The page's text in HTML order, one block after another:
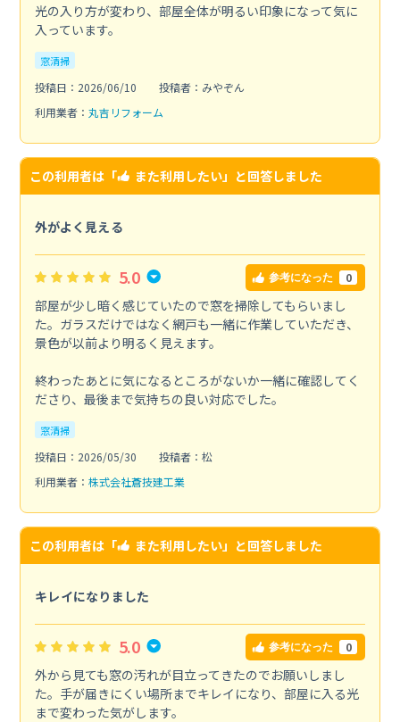
光の入り方が変わり、部屋全体が明るい印象になって気に
入っています。
窓清掃
投稿日：2026/06/10
投稿者：みやぞん
利用業者： 丸吉リフォーム
この利用者は「 また利用したい」と回答しました
外がよく見える
5.0 参考になった 0
部屋が少し暗く感じていたので窓を掃除してもらいまし
た。ガラスだけではなく網戸も一緒に作業していただき、
景色が以前より明るく見えます。
終わったあとに気になるところがないか一緒に確認してく
ださり、最後まで気持ちの良い対応でした。
窓清掃
投稿日：2026/05/30
投稿者：松
利用業者： 株式会社蒼技建工業
この利用者は「 また利用したい」と回答しました
キレイになりました
5.0 参考になった 0
外から見ても窓の汚れが目立ってきたのでお願いしまし
た。手が届きにくい場所までキレイになり、部屋に入る光
まで変わった気がします。